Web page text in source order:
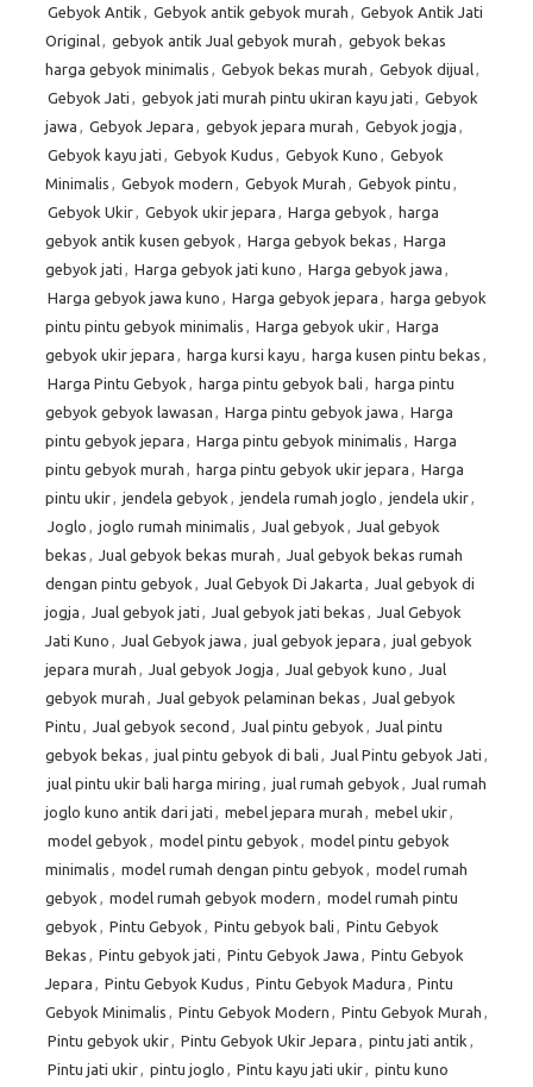
Gebyok Antik , Gebyok antik gebyok murah , Gebyok Antik Jati
Original, gebyok antik Jual gebyok murah , gebyok bekas
harga gebyok minimalis , Gebyok bekas murah , Gebyok dijual,
Gebyok Jati , gebyok jati murah pintu ukiran kayu jati , Gebyok
jawa , Gebyok Jepara , gebyok jepara murah , Gebyok jogja ,
Gebyok kayu jati , Gebyok Kudus , Gebyok Kuno , Gebyok
Minimalis , Gebyok modern , Gebyok Murah , Gebyok pintu ,
Gebyok Ukir, Gebyok ukir jepara , Harga gebyok , harga
gebyok antik kusen gebyok , Harga gebyok bekas , Harga
gebyok jati , Harga gebyok jati kuno , Harga gebyok jawa ,
Harga gebyok jawa kuno , Harga gebyok jepara , harga gebyok
pintu pintu gebyok minimalis , Harga gebyok ukir, Harga
gebyok ukir jepara , harga kursi kayu , harga kusen pintu bekas ,
Harga Pintu Gebyok , harga pintu gebyok bali , harga pintu
gebyok gebyok lawasan , Harga pintu gebyok jawa , Harga
pintu gebyok jepara , Harga pintu gebyok minimalis , Harga
pintu gebyok murah , harga pintu gebyok ukir jepara , Harga
pintu ukir, jendela gebyok , jendela rumah joglo , jendela ukir,
Joglo , joglo rumah minimalis , Jual gebyok , Jual gebyok
bekas , Jual gebyok bekas murah , Jual gebyok bekas rumah
dengan pintu gebyok , Jual Gebyok Di Jakarta , Jual gebyok di
jogja , Jual gebyok jati , Jual gebyok jati bekas , Jual Gebyok
Jati Kuno , Jual Gebyok jawa , jual gebyok jepara , jual gebyok
jepara murah , Jual gebyok Jogja , Jual gebyok kuno , Jual
gebyok murah , Jual gebyok pelaminan bekas , Jual gebyok
Pintu , Jual gebyok second , Jual pintu gebyok , Jual pintu
gebyok bekas , jual pintu gebyok di bali , Jual Pintu gebyok Jati ,
jual pintu ukir bali harga miring , jual rumah gebyok , Jual rumah
joglo kuno antik dari jati , mebel jepara murah , mebel ukir,
model gebyok , model pintu gebyok , model pintu gebyok
minimalis , model rumah dengan pintu gebyok , model rumah
gebyok , model rumah gebyok modern , model rumah pintu
gebyok , Pintu Gebyok , Pintu gebyok bali , Pintu Gebyok
Bekas , Pintu gebyok jati , Pintu Gebyok Jawa , Pintu Gebyok
Jepara , Pintu Gebyok Kudus , Pintu Gebyok Madura , Pintu
Gebyok Minimalis , Pintu Gebyok Modern , Pintu Gebyok Murah ,
Pintu gebyok ukir, Pintu Gebyok Ukir Jepara , pintu jati antik ,
Pintu jati ukir, pintu joglo , Pintu kayu jati ukir, pintu kuno